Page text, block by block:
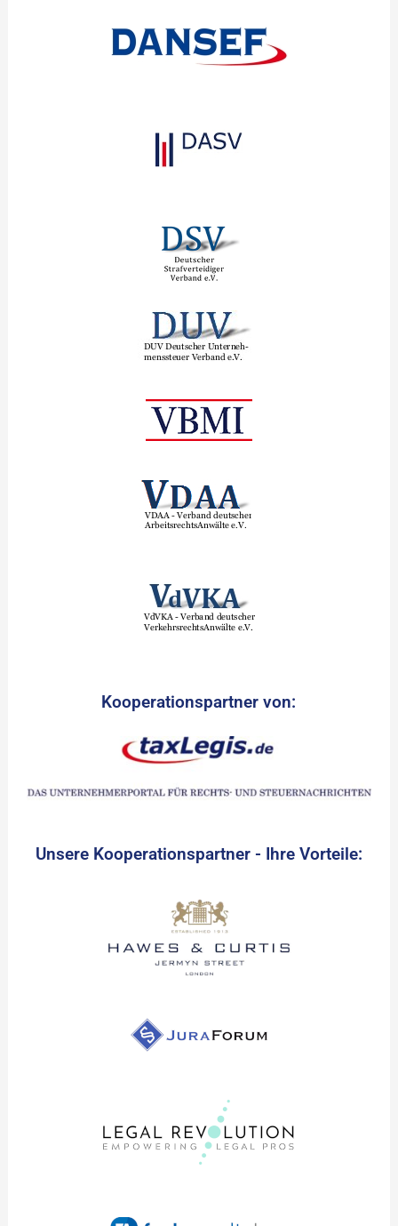
Kooperationspartner von:
Unsere Kooperationspartner - Ihre Vorteile: